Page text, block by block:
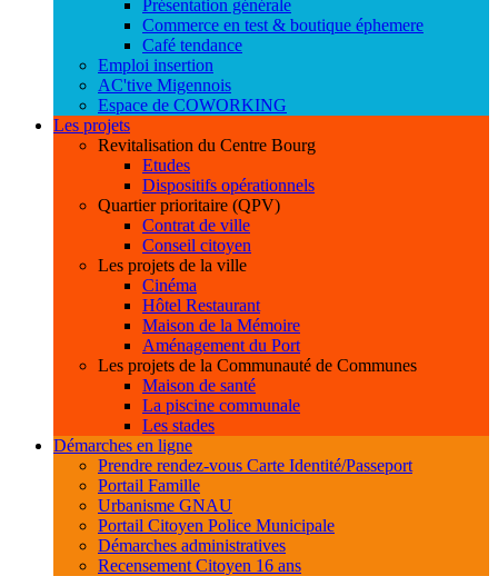
Présentation générale
Commerce en test & boutique éphemere
Café tendance
Emploi insertion
AC'tive Migennois
Espace de COWORKING
Les projets
Revitalisation du Centre Bourg
Etudes
Dispositifs opérationnels
Quartier prioritaire (QPV)
Contrat de ville
Conseil citoyen
Les projets de la ville
Cinéma
Hôtel Restaurant
Maison de la Mémoire
Aménagement du Port
Les projets de la Communauté de Communes
Maison de santé
La piscine communale
Les stades
Démarches en ligne
Prendre rendez-vous Carte Identité/Passeport
Portail Famille
Urbanisme GNAU
Portail Citoyen Police Municipale
Démarches administratives
Recensement Citoyen 16 ans